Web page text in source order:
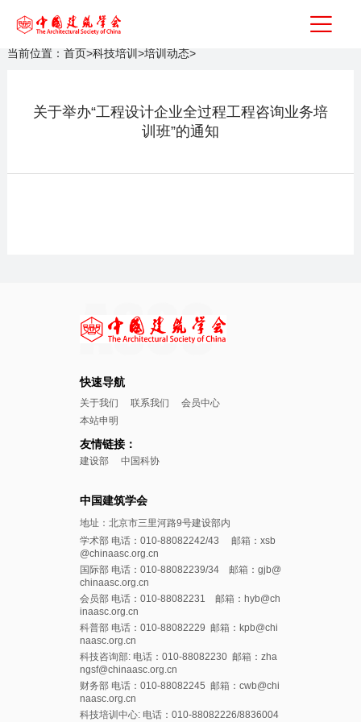
当前位置： 首页>科技培训 >培训动态>
关于举办“工程设计企业全过程工程咨询业务培
训班”的通知
快速导航
关于我们 联系我们
会员中心
本站申明
友情链接：
建设部 中国科协
中国建筑学会
地址：北京市三里河路9号建设部内
学术部 电话：010-88082242/43 邮箱：xsb
@chinaasc.org.cn
国际部 电话：010-88082239/34 邮箱：gjb@
chinaasc.org.cn
会员部 电话：010-88082231 邮箱：hyb@ch
inaasc.org.cn
科普部 电话：010-88082229 邮箱：kpb@chi
naasc.org.cn
科技咨询部: 电话：010-88082230 邮箱：zha
ngsf@chinaasc.org.cn
财务部 电话：010-88082245 邮箱：cwb@chi
naasc.org.cn
科技培训中心: 电话：010-88082226/8836004